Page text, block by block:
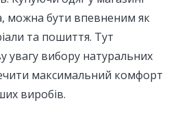
можна бути впевненим як
та пошиття. Тут
увагу вибору натуральних
максимальний комфорт
виробів.